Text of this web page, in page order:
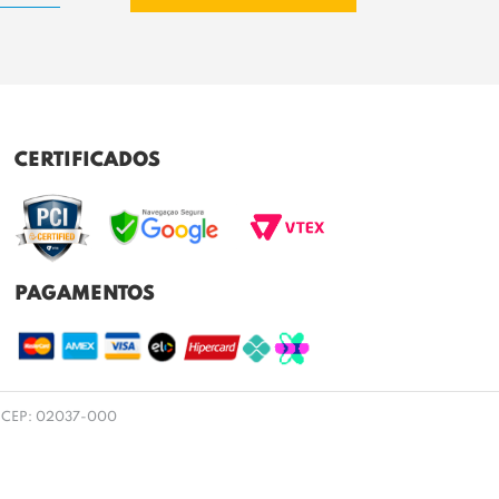
CERTIFICADOS
PAGAMENTOS
CEP: 02037-000